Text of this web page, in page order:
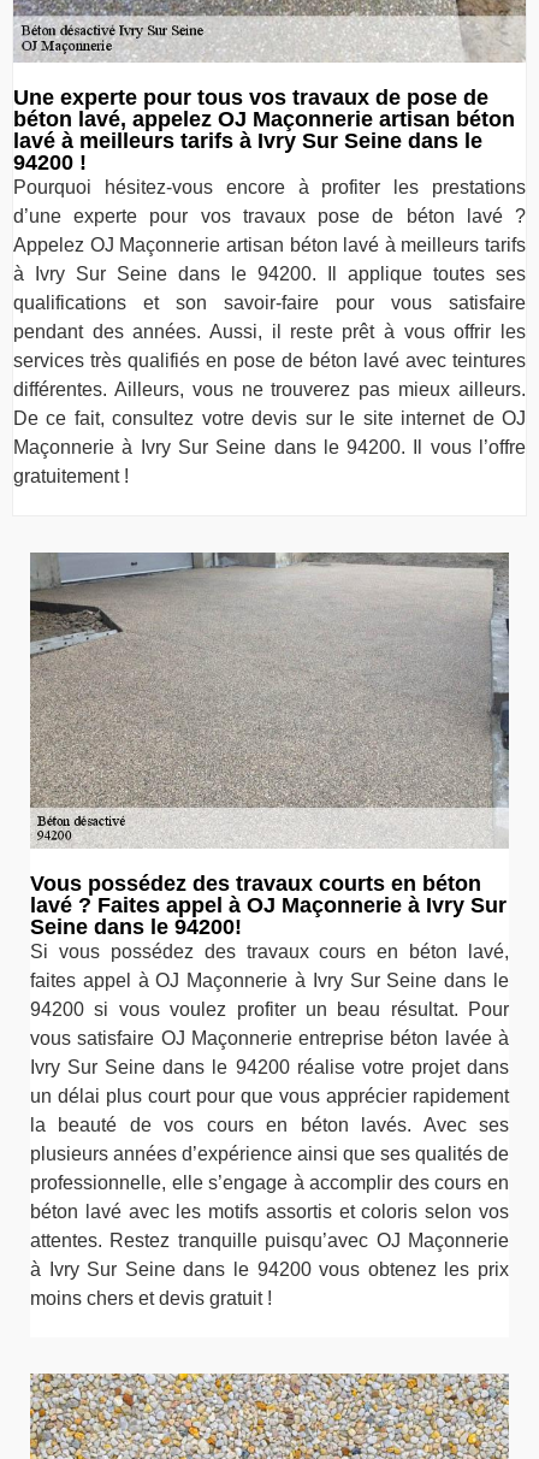
Une experte pour tous vos travaux de pose de
béton lavé, appelez OJ Maçonnerie artisan béton
lavé à meilleurs tarifs à Ivry Sur Seine dans le
94200 !
Pourquoi hésitez-vous encore à profiter les prestations
d’une experte pour vos travaux pose de béton lavé ?
Appelez OJ Maçonnerie artisan béton lavé à meilleurs tarifs
à Ivry Sur Seine dans le 94200. Il applique toutes ses
qualifications et son savoir-faire pour vous satisfaire
pendant des années. Aussi, il reste prêt à vous offrir les
services très qualifiés en pose de béton lavé avec teintures
différentes. Ailleurs, vous ne trouverez pas mieux ailleurs.
De ce fait, consultez votre devis sur le site internet de OJ
Maçonnerie à Ivry Sur Seine dans le 94200. Il vous l’offre
gratuitement !
Vous possédez des travaux courts en béton
lavé ? Faites appel à OJ Maçonnerie à Ivry Sur
Seine dans le 94200!
Si vous possédez des travaux cours en béton lavé,
faites appel à OJ Maçonnerie à Ivry Sur Seine dans le
94200 si vous voulez profiter un beau résultat. Pour
vous satisfaire OJ Maçonnerie entreprise béton lavée à
Ivry Sur Seine dans le 94200 réalise votre projet dans
un délai plus court pour que vous apprécier rapidement
la beauté de vos cours en béton lavés. Avec ses
plusieurs années d’expérience ainsi que ses qualités de
professionnelle, elle s’engage à accomplir des cours en
béton lavé avec les motifs assortis et coloris selon vos
attentes. Restez tranquille puisqu’avec OJ Maçonnerie
à Ivry Sur Seine dans le 94200 vous obtenez les prix
moins chers et devis gratuit !